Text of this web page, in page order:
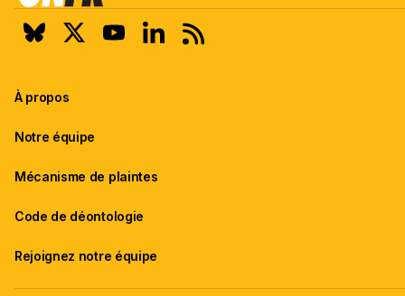
À propos
Notre équipe
Mécanisme de plaintes
Code de déontologie
Rejoignez notre équipe